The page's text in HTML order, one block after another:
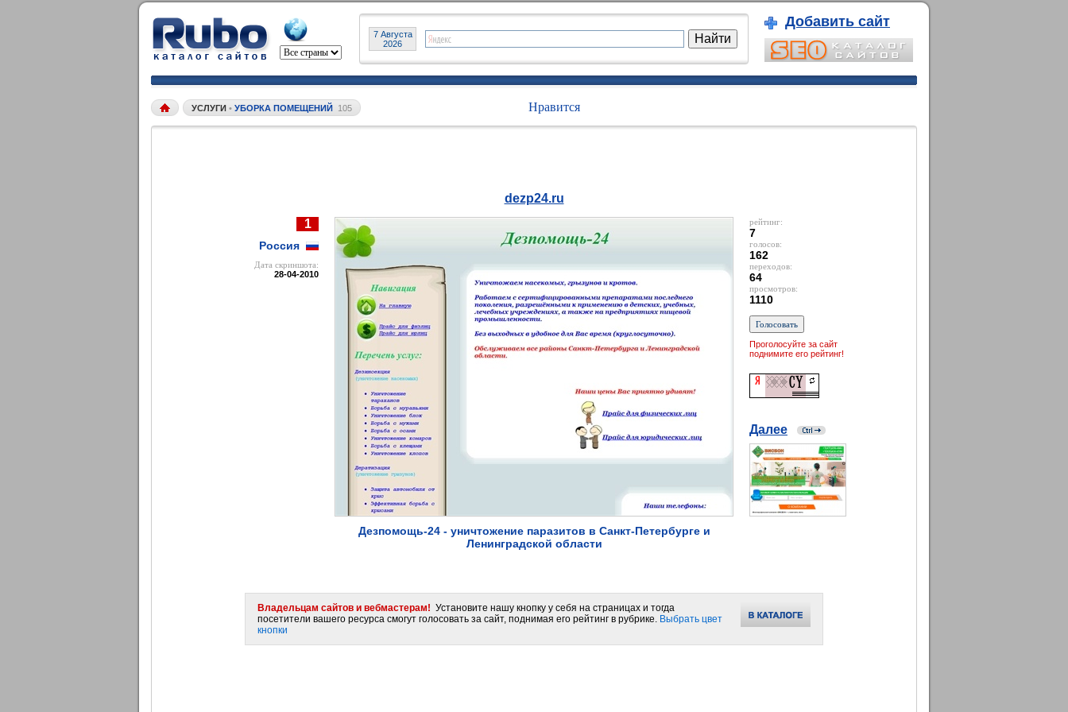
7 Августа
2026
Добавить сайт
УСЛУГИ • УБОРКА ПОМЕЩЕНИЙ 105 Нравится
1
Россия
Дата cкриншота:
28-04-2010
dezp24.ru
Дезпомощь-24 - уничтожение паразитов в Санкт-Петербурге и
Ленинградской области
рейтинг:
7
голосов:
162
переходов:
64
просмотров:
1110
Проголосуйте за сайт
поднимите его рейтинг!
Далее
Владельцам сайтов и вебмастерам! Установите нашу кнопку у себя на страницах и тогда
посетители вашего ресурса смогут голосовать за сайт, поднимая его рейтинг в рубрике. Выбрать цвет
кнопки